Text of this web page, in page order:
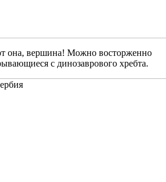
она, вершина! Можно восторженно
с динозаврового хребта.